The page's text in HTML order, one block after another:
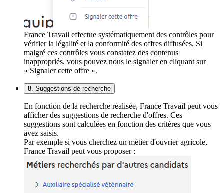
France Travail effectue systématiquement des contrôles pour
vérifier la légalité et la conformité des offres diffusées. Si
malgré ces contrôles vous constatez des contenus
inappropriés, vous pouvez nous le signaler en cliquant sur
« Signaler cette offre ».
8. Suggestions de recherche
En fonction de la recherche réalisée, France Travail peut vous
afficher des suggestions de recherche d'offres. Ces
suggestions sont calculées en fonction des critères que vous
avez saisis.
Par exemple si vous cherchez un métier d'ouvrier agricole,
France Travail peut vous proposer :